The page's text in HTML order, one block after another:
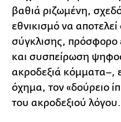
βαθιά ριζωμένη,
εθνικισμό να
σύγκλισης, πρόσφορο
και συσπείρωση
ακροδεξιά κόμματα–,
όχημα, τον «δούρειο
του ακροδεξιού λόγου.